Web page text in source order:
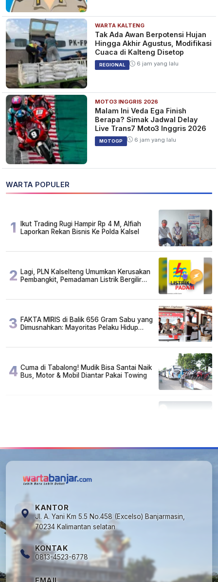
WARTA KALTENG
Tak Ada Awan Berpotensi Hujan
Hingga Akhir Agustus, Modifikasi
Cuaca di Kalteng Disetop
REGIONAL 6 jam yang lalu
MOTO3 INGGRIS 2026
Malam Ini Veda Ega Finish
Berapa? Simak Jadwal Delay
Live Trans7 Moto3 Inggris 2026
MOTOGP 6 jam yang lalu
WARTA POPULER
1
Ikut Trading Rugi Hampir Rp 4 M, Alfiah
Laporkan Rekan Bisnis Ke Polda Kalsel
2 Lagi, PLN Kalselteng Umumkan Kerusakan
Pembangkit, Pemadaman Listrik Bergilir
3 FAKTA MIRIS di Balik 656 Gram Sabu yang
Dimusnahkan: Mayoritas Pelaku Hidup
4 Cuma di Tabalong! Mudik Bisa Santai Naik
Bus, Motor & Mobil Diantar Pakai Towing
KANTOR
Jl. A. Yani Km 5.5 No.458 (Excelso) Banjarmasin,
70234 Kalimantan selatan
KONTAK
0813-4523-6778
EMAIL